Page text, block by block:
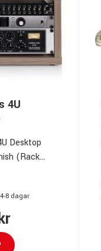
4U
Desktop
(Rack
8 dagar